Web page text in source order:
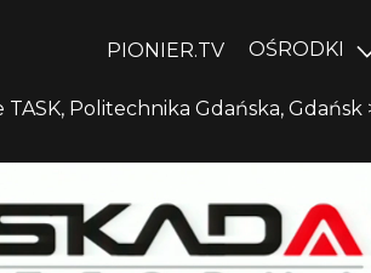
PIONIER.TV OŚRODKI
Politechnika Gdańska, Gdańsk